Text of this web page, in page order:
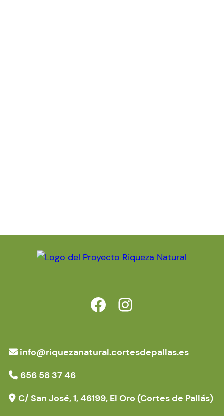
https://www.facebook.com/riquezanatural.cortesdepallas.es https://www.instagram.com/proyectoriqueza/
info@riquezanatural.cortesdepallas.es
656 58 37 46
C/ San José, 1, 46199, El Oro (Cortes de Pallás)